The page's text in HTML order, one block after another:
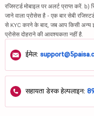
रजिस्टर्ड मोबाइल पर अलर्ट प्राप्त करें.
जाने वाला प्रोसेस है - एक बार सेबी
से KYC करने के बाद, जब आप किसी अन्य
प्रोसेस दोहराने की आवश्यकता नहीं है.
ईमेल:
सहायता डेस्क हेल्पलाइन: